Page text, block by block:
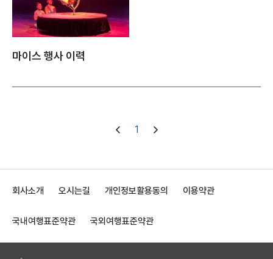
마이스 행사 이력
1
회사소개 오시는길 개인정보활용동의 이용약관
국내여행표준약관 국외여행표준약관